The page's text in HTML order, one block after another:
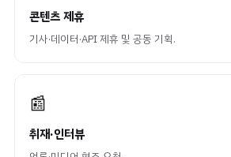
콘텐츠 제휴
기사·데이터·API 제휴 및 공동 기획.
📰
취재·인터뷰